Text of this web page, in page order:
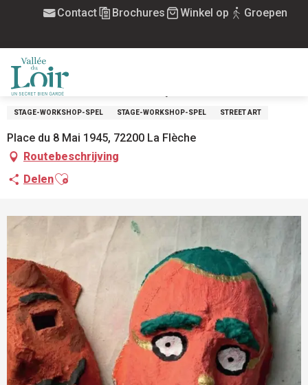
principal
Contact Brochures Winkel op Groepen
Les jeudis au théâtre (atelier masque de théâtre)
Donderdag 13 augustus van 15:00 tot 17:00
LES JEUDIS AU THÉÂTRE (ATELIER
MASQUE DE THÉÂTRE)
STAGE-WORKSHOP-SPEL STAGE-WORKSHOP-SPEL STREET ART
Place du 8 Mai 1945, 72200 La Flèche
Routebeschrijving
DelenAjouter aux favoris